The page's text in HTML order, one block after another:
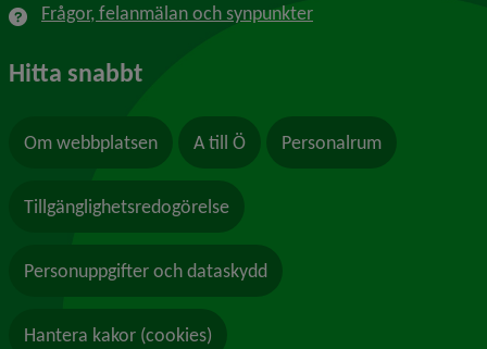
Frågor, felanmälan och synpunkter
Hitta snabbt
Om webbplatsen A till Ö Personalrum
Tillgänglighetsredogörelse
Personuppgifter och dataskydd
Hantera kakor (cookies)